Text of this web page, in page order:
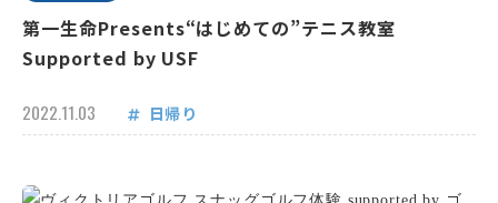
第一生命Presents“はじめての”テニス教室
Supported by USF
2022.11.03 日帰り